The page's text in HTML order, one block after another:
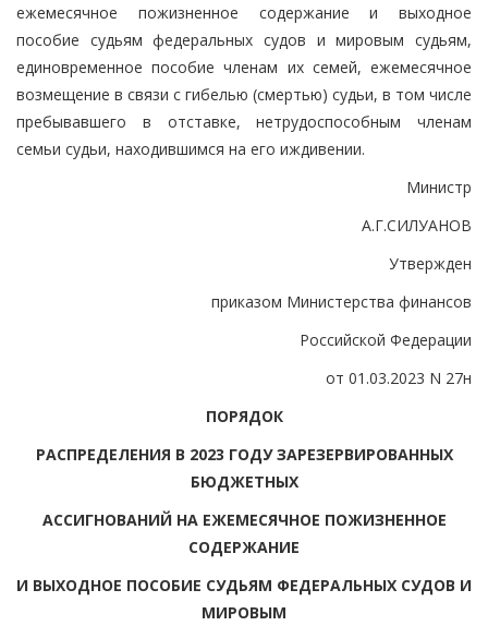
ежемесячное пожизненное содержание и выходное
пособие судьям федеральных судов и мировым судьям,
единовременное пособие членам их семей, ежемесячное
возмещение в связи с гибелью (смертью) судьи, в том числе
пребывавшего в отставке, нетрудоспособным членам
семьи судьи, находившимся на его иждивении.
Министр
А.Г.СИЛУАНОВ
Утвержден
приказом Министерства финансов
Российской Федерации
от 01.03.2023 N 27н
ПОРЯДОК
РАСПРЕДЕЛЕНИЯ В 2023 ГОДУ ЗАРЕЗЕРВИРОВАННЫХ
БЮДЖЕТНЫХ
АССИГНОВАНИЙ НА ЕЖЕМЕСЯЧНОЕ ПОЖИЗНЕННОЕ
СОДЕРЖАНИЕ
И ВЫХОДНОЕ ПОСОБИЕ СУДЬЯМ ФЕДЕРАЛЬНЫХ СУДОВ И
МИРОВЫМ